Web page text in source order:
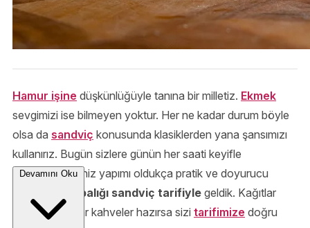
Hamur işine düşkünlüğüyle tanına bir milletiz. Ekmek
sevgimizi ise bilmeyen yoktur. Her ne kadar durum böyle
olsa da sandviç konusunda klasiklerden yana şansımızı
kullanırız. Bugün sizlere günün her saati keyifle
tüketebileceğiniz yapımı oldukça pratik ve doyurucu
ton balığı sandviç tarifiyle geldik. Kağıtlar
kalemler, çaylar kahveler hazırsa sizi tarifimize doğru
Devamını Oku